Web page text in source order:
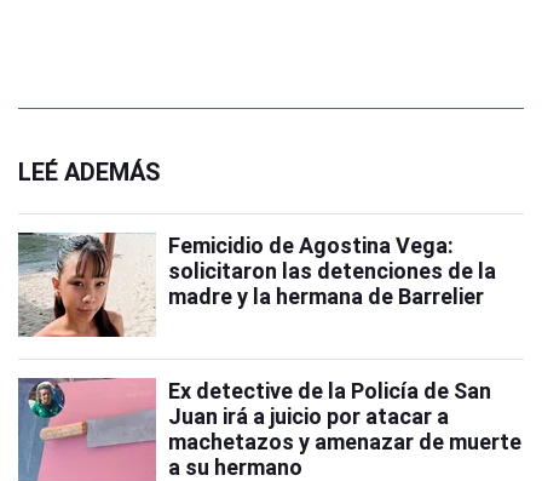
LEÉ ADEMÁS
Femicidio de Agostina Vega:
solicitaron las detenciones de la
madre y la hermana de Barrelier
Ex detective de la Policía de San
Juan irá a juicio por atacar a
machetazos y amenazar de muerte
a su hermano